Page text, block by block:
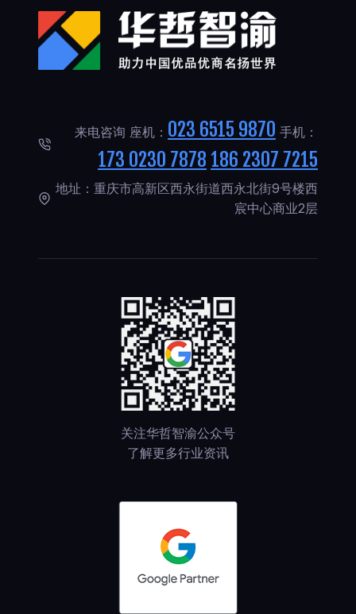
来电咨询 座机： 023 6515 9870 手机：
173 0230 7878 186 2307 7215
地址：重庆市高新区西永街道西永北街9号楼西
宸中心商业2层
关注华哲智渝公众号
了解更多行业资讯